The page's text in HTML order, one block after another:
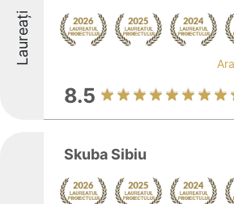
Laureați
8.5
Skuba Sibiu